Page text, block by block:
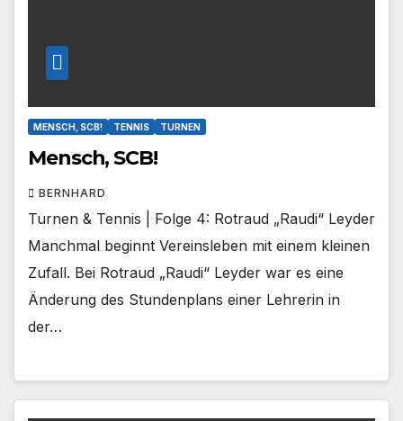
MENSCH, SCB! TENNIS TURNEN
Mensch, SCB!
BERNHARD
Turnen & Tennis | Folge 4: Rotraud „Raudi“ Leyder
Manchmal beginnt Vereinsleben mit einem kleinen
Zufall. Bei Rotraud „Raudi“ Leyder war es eine
Änderung des Stundenplans einer Lehrerin in
der…